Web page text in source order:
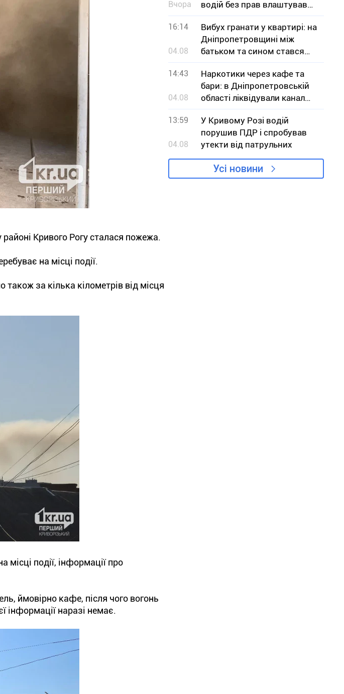
Кривого Рогу сталася пожежа.
на місці події.
за кілька кілометрів від місця
місці події, інформації про
ймовірно кафе, після чого вогонь
інформації наразі немає.
Вчора
водій без прав влаштував
ДТП
16:14
04.08
Вибух гранати у квартирі: на
Дніпропетровщині між
батьком та сином стався
конфлікт
14:43
04.08
Наркотики через кафе та
бари: в Дніпропетровській
області ліквідували канал
збуту кратому
13:59
04.08
У Кривому Розі водій
порушив ПДР і спробував
утекти від патрульних
Усі новини